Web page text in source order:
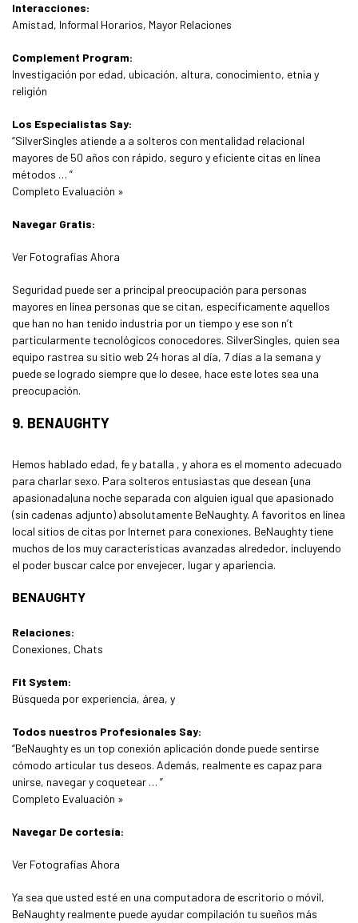
Interacciones:
Amistad, Informal Horarios, Mayor Relaciones
Complement Program:
Investigación por edad, ubicación, altura, conocimiento, etnia y
religión
Los Especialistas Say:
“SilverSingles atiende a a solteros con mentalidad relacional
mayores de 50 años con rápido, seguro y eficiente citas en línea
métodos … ”
Completo Evaluación »
Navegar Gratis:
Ver Fotografías Ahora
Seguridad puede ser a principal preocupación para personas
mayores en línea personas que se citan, específicamente aquellos
que han no han tenido industria por un tiempo y ese son n’t
particularmente tecnológicos conocedores. SilverSingles, quien sea
equipo rastrea su sitio web 24 horas al día, 7 días a la semana y
puede se logrado siempre que lo desee, hace este lotes sea una
preocupación.
9. BENAUGHTY
Hemos hablado edad, fe y batalla , y ahora es el momento adecuado
para charlar sexo. Para solteros entusiastas que desean {una
apasionada|una noche separada con alguien igual que apasionado
(sin cadenas adjunto) absolutamente BeNaughty. A favoritos en línea
local sitios de citas por Internet para conexiones, BeNaughty tiene
muchos de los muy características avanzadas alrededor, incluyendo
el poder buscar calce por envejecer, lugar y apariencia.
BENAUGHTY
Relaciones:
Conexiones, Chats
Fit System:
Búsqueda por experiencia, área, y
Todos nuestros Profesionales Say:
“BeNaughty es un top conexión aplicación donde puede sentirse
cómodo articular tus deseos. Además, realmente es capaz para
unirse, navegar y coquetear … ”
Completo Evaluación »
Navegar De cortesía:
Ver Fotografías Ahora
Ya sea que usted esté en una computadora de escritorio o móvil,
BeNaughty realmente puede ayudar compilación tu sueños más